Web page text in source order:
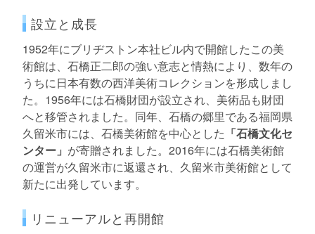
設立と成長
1952年にブリヂストン本社ビル内で開館したこの美
術館は、石橋正二郎の強い意志と情熱により、数年の
うちに日本有数の西洋美術コレクションを形成しまし
た。1956年には石橋財団が設立され、美術品も財団
へと移管されました。同年、石橋の郷里である福岡県
久留米市には、石橋美術館を中心とした 「石橋文化セ
ンター」 が寄贈されました。2016年には石橋美術館
の運営が久留米市に返還され、久留米市美術館として
新たに出発しています。
リニューアルと再開館